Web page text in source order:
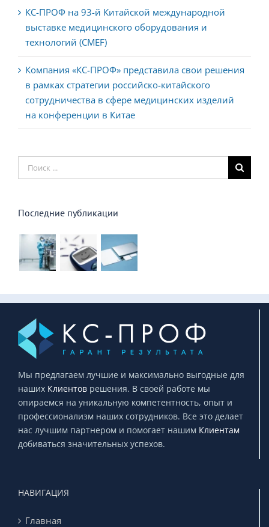
КС-ПРОФ на 93-й Китайской международной
выставке медицинского оборудования и
технологий (CMEF)
Компания «КС-ПРОФ» представила свои решения
в рамках стратегии российско-китайского
сотрудничества в сфере медицинских изделий
на конференции в Китае
Результат
поиска:
Последние публикации
Мы предлагаем лучшие и максимально выгодные для
наших Клиентов решения. В своей работе мы
опираемся на уникальную компетентность, опыт и
профессионализм наших сотрудников. Все это делает
нас лучшим партнером и помогает нашим Клиентам
добиваться значительных успехов.
НАВИГАЦИЯ
Главная